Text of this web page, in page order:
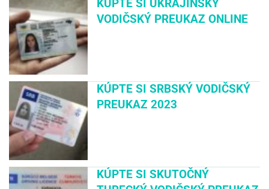
KÚPTE SI UKRAJINSKÝ
VODIČSKÝ PREUKAZ ONLINE
KÚPTE SI SRBSKÝ VODIČSKÝ
PREUKAZ 2023
KÚPTE SI SKUTOČNÝ